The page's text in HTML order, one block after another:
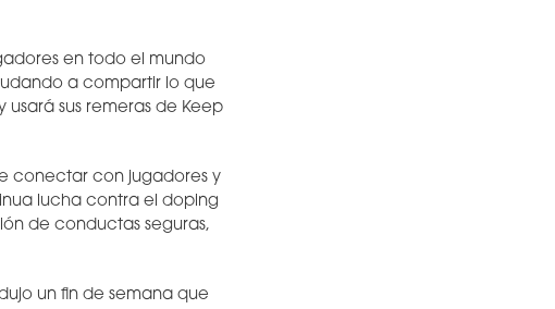
en todo el mundo
a compartir lo que
sus remeras de Keep
conectar con jugadores y
lucha contra el doping
de conductas seguras,
un fin de semana que